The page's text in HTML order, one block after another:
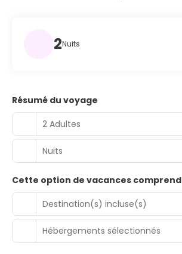
2Nuits
Résumé du voyage
2 Adultes
Nuits
Cette option de vacances comprend
Destination(s) incluse(s)
Hébergements sélectionnés